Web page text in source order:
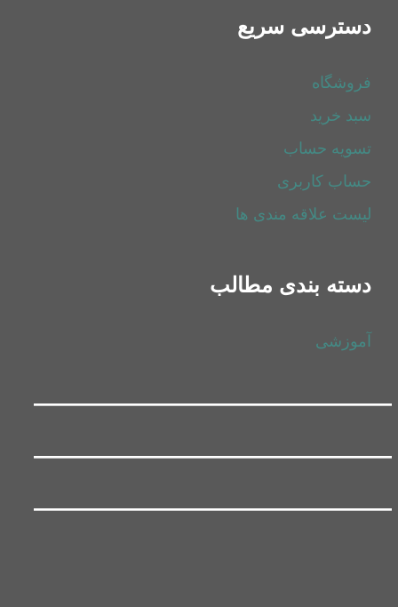
دسترسی سریع
فروشگاه
سبد خرید
تسویه حساب
حساب کاربری
لیست علاقه مندی ها
دسته بندی مطالب
آموزشی